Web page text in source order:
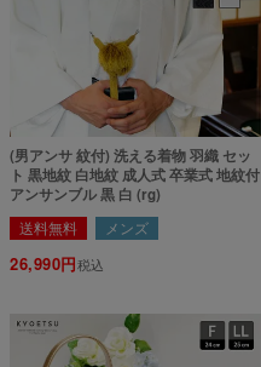
(男アンサ 紋付) 洗える着物 羽織 セッ
ト 黒地紋 白地紋 成人式 卒業式 地紋付
アンサンブル 黒 白 (rg)
送料無料 メンズ
26,990 税込